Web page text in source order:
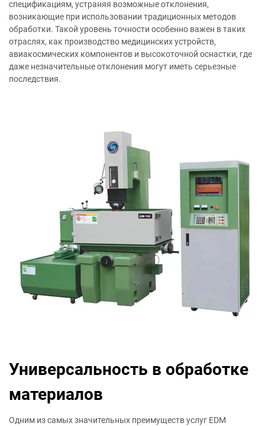
спецификациям, устраняя возможные отклонения,
возникающие при использовании традиционных методов
обработки. Такой уровень точности особенно важен в таких
отраслях, как производство медицинских устройств,
авиакосмических компонентов и высокоточной оснастки, где
даже незначительные отклонения могут иметь серьезные
последствия.
Универсальность в обработке
материалов
Одним из самых значительных преимуществ услуг EDM